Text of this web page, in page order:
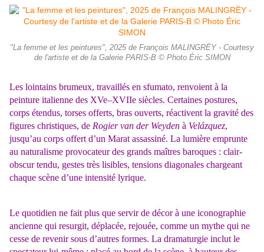
"La femme et les peintures", 2025 de François MALINGRËY - Courtesy
de l'artiste et de la Galerie PARIS-B © Photo Éric SIMON
Les lointains brumeux, travaillés en sfumato, renvoient à la
peinture italienne des XVe–XVIIe siècles. Certaines postures,
corps étendus, torses offerts, bras ouverts, réactivent la gravité des
figures christiques, de Rogier van der Weyden à Velázquez,
jusqu’au corps offert d’un Marat assassiné. La lumière emprunte
au naturalisme provocateur des grands maîtres baroques : clair-
obscur tendu, gestes très lisibles, tensions diagonales chargeant
chaque scène d’une intensité lyrique.
Le quotidien ne fait plus que servir de décor à une iconographie
ancienne qui resurgit, déplacée, rejouée, comme un mythe qui ne
cesse de revenir sous d’autres formes. La dramaturgie inclut le